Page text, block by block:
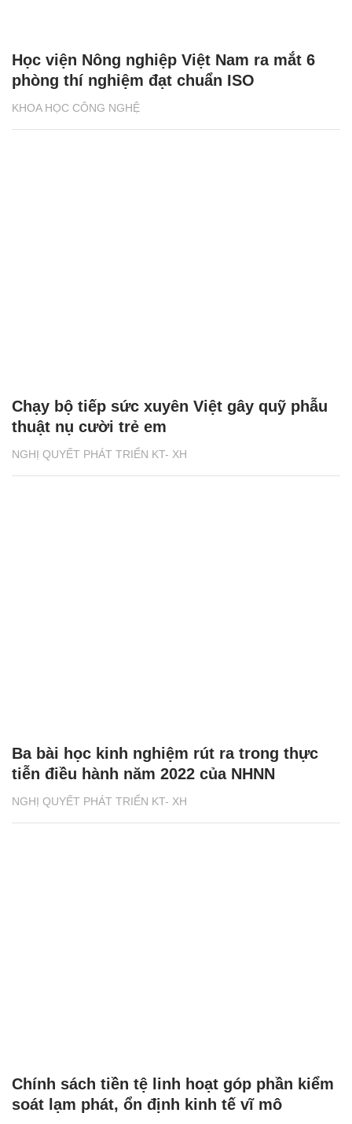
KHOA HỌC CÔNG NGHỆ
Học viện Nông nghiệp Việt Nam ra mắt 6
phòng thí nghiệm đạt chuẩn ISO
NGHỊ QUYẾT PHÁT TRIỂN KT- XH
Chạy bộ tiếp sức xuyên Việt gây quỹ phẫu
thuật nụ cười trẻ em
NGHỊ QUYẾT PHÁT TRIỂN KT- XH
Ba bài học kinh nghiệm rút ra trong thực
tiễn điều hành năm 2022 của NHNN
Chính sách tiền tệ linh hoạt góp phần kiểm
soát lạm phát, ổn định kinh tế vĩ mô